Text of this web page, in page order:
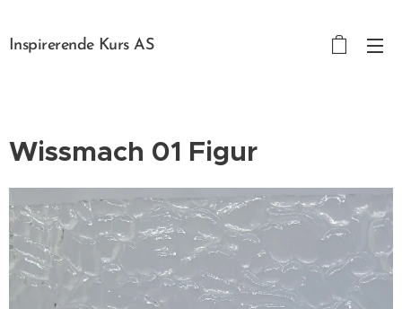
Inspirerende Kurs AS
Wissmach 01 Figur